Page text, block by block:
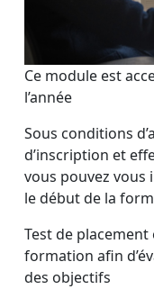
Ce module est
l’année
Sous conditions
d’inscription et
vous pouvez vous
le début de la
Test de
formation afin
des objectifs